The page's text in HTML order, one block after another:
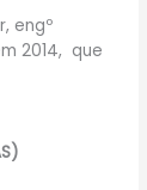
engº
2014, que